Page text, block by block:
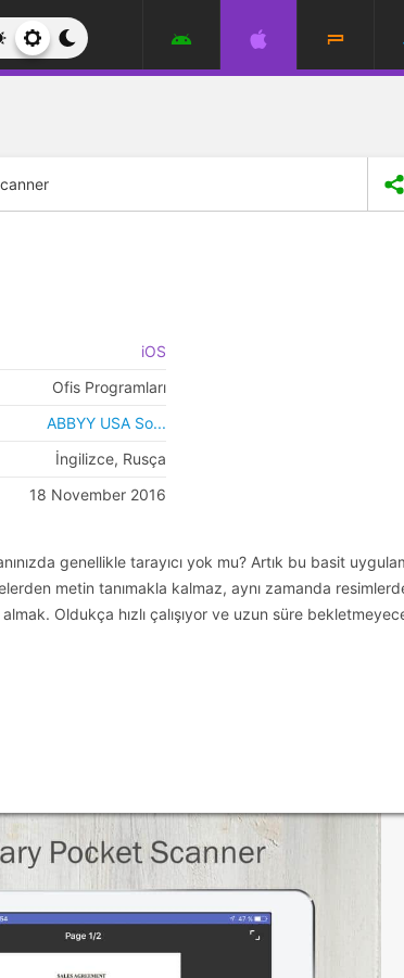
iOS
Ofis Programları
ABBYY USA So...
İngilizce, Rusça
18 November 2016
genellikle tarayıcı yok mu? Artık bu basit
metin tanımakla kalmaz, aynı zamanda
Oldukça hızlı çalışıyor ve uzun süre